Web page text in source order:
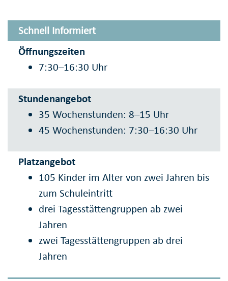
Schnell Informiert
Öffnungszeiten
7:30–16:30 Uhr
Stundenangebot
35 Wochenstunden: 8–15 Uhr
45 Wochenstunden: 7:30–16:30 Uhr
Platzangebot
105 Kinder im Alter von zwei Jahren bis
zum Schuleintritt
drei Tagesstättengruppen ab zwei
Jahren
zwei Tagesstättengruppen ab drei
Jahren